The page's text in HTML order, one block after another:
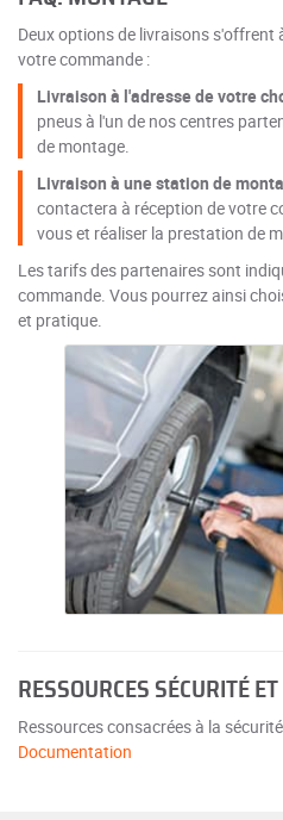
Deux options de livraisons s'offrent
votre commande :
Livraison à l'adresse de votre
pneus à l'un de nos centres
de montage.
Livraison à une station de
contactera à réception de votre
vous et réaliser la prestation de
Les tarifs des partenaires sont
commande. Vous pourrez ainsi
et pratique.
RESSOURCES SÉCURITÉ
Ressources consacrées à la
Documentation